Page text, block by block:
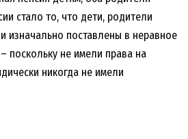
стало то, что дети, родители
изначально поставлены в неравное
поскольку не имели права на
никогда не имели